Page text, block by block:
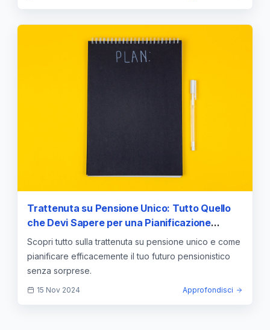
Trattenuta su Pensione Unico: Tutto Quello
che Devi Sapere per una Pianificazione
Efficace
Scopri tutto sulla trattenuta su pensione unico e come
pianificare efficacemente il tuo futuro pensionistico
senza sorprese.
15 Nov 2024 Approfondisci